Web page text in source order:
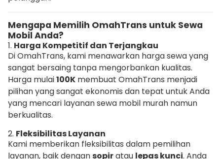
Mengapa Memilih OmahTrans untuk Sewa
Mobil Anda?
1. Harga Kompetitif dan Terjangkau
Di OmahTrans, kami menawarkan harga sewa yang
sangat bersaing tanpa mengorbankan kualitas.
Harga mulai100K membuat OmahTrans menjadi
pilihan yang sangat ekonomis dan tepat untuk Anda
yang mencari layanan sewa mobil murah namun
berkualitas.
2. Fleksibilitas Layanan
Kami memberikan fleksibilitas dalam pemilihan
layanan, baik dengansopiratau lepas kunci. Anda